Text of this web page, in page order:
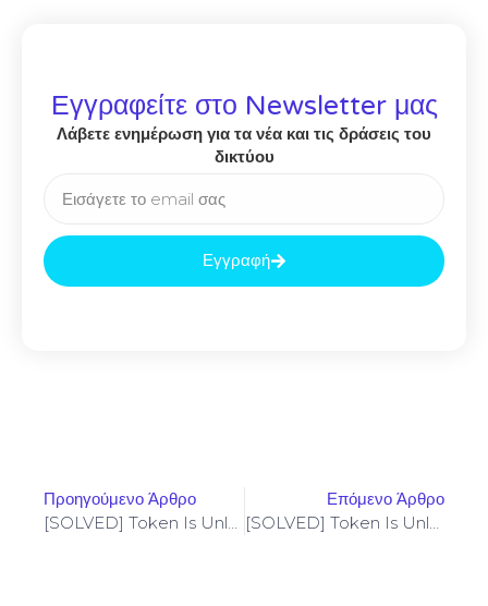
Εγγραφείτε στο Newsletter μας
Λάβετε ενημέρωση για τα νέα και τις δράσεις του
δικτύου
Εγγραφή
Προηγούμενο Άρθρο
[SOLVED] Token Is Unlocked – Codama (2024 Update)
Επόμενο Άρθρο
[SOLVED] Token Is Unlocked – Codama (2024 Update)